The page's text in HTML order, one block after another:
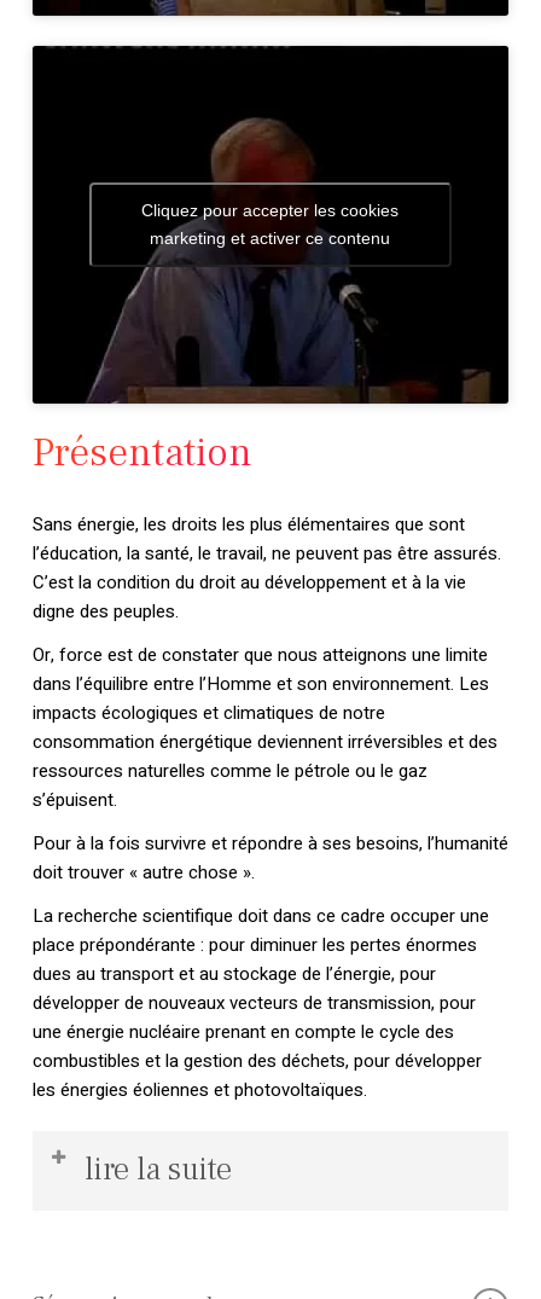
Cliquez pour accepter les cookies
marketing et activer ce contenu
Présentation
Sans énergie, les droits les plus élémentaires que sont
l’éducation, la santé, le travail, ne peuvent pas être assurés.
C’est la condition du droit au développement et à la vie
digne des peuples.
Or, force est de constater que nous atteignons une limite
dans l’équilibre entre l’Homme et son environnement. Les
impacts écologiques et climatiques de notre
consommation énergétique deviennent irréversibles et des
ressources naturelles comme le pétrole ou le gaz
s’épuisent.
Pour à la fois survivre et répondre à ses besoins, l’humanité
doit trouver « autre chose ».
La recherche scientifique doit dans ce cadre occuper une
place prépondérante : pour diminuer les pertes énormes
dues au transport et au stockage de l’énergie, pour
développer de nouveaux vecteurs de transmission, pour
une énergie nucléaire prenant en compte le cycle des
combustibles et la gestion des déchets, pour développer
les énergies éoliennes et photovoltaïques.
lire la suite